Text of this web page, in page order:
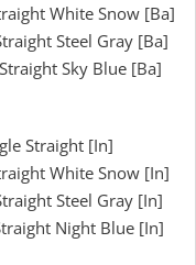
White Snow [Ba]
Steel Gray [Ba]
Sky Blue [Ba]
Straight [In]
White Snow [In]
Steel Gray [In]
Night Blue [In]